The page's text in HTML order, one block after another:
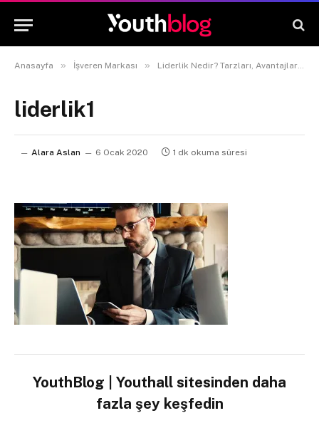
Anasayfa » İşveren Markası » Liderlik Nedir? Tarzları, Avantajları, Dezavantajları
liderlik1
Alara Aslan 6 Ocak 2020 1 dk okuma süresi
YouthBlog | Youthall sitesinden daha
fazla şey keşfedin